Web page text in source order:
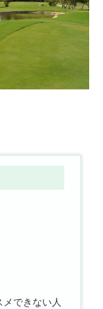
できない人